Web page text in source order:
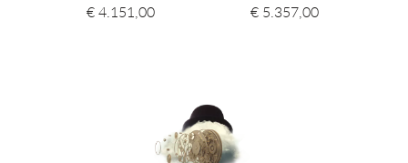
€ 4.151,00 € 5.357,00